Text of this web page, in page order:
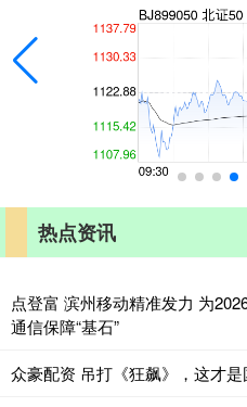
热点资讯
点登富 滨州移动精准发力 为
通信保障“基石”
众豪配资 吊打《狂飙》，这才